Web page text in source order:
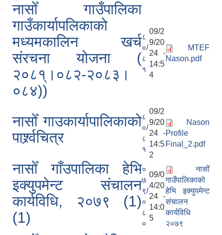
नासोँ गाउँपालिका
गाउँकार्यापलिकाको
मध्यमकालिन खर्च
संरचना योजना (
२०८१्।०८२-२०८३।
०८४))
८
०/
८
१
09/2
9/20
24 -
14:5
4
MTEF
Nason.pdf
नासोँ गाउकार्यापालिकाको
पार्श्र्वचित्र
८
०/
८
१
09/2
9/20
24 -
14:5
2
Nason
Profile
Final_2.pdf
नासोँ गाँउपालिका हेभि
इक्युपमेन्ट संचालन
कार्यविधि, २०७९ (1)
(1)
०
७
९/
०
८
०
09/0
4/20
24 -
14:0
5
नासोँ
गाउँपालिकाको
हेभि इक्युपमेन्ट
संचालन
कार्यविधि
२०७९